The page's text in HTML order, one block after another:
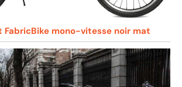
FabricBike mono-vitesse noir mat